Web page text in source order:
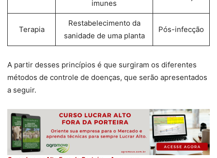
imunes
Terapia
Restabelecimento da
sanidade de uma planta
Pós-infecção
A partir desses princípios é que surgiram os diferentes
métodos de controle de doenças, que serão apresentados
a seguir.